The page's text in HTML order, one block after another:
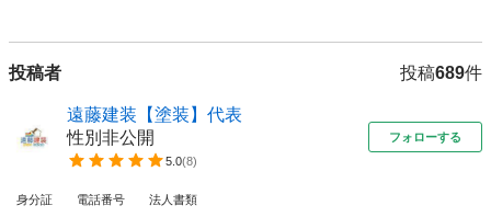
投稿者 投稿689件
遠藤建装【塗装】代表
性別非公開
5.0(8)
フォローする
身分証 電話番号 法人書類